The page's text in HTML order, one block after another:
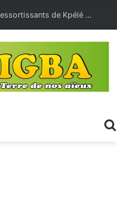
1ère Édition des Grandes Retrouvailles des Ressortissants de Kpélé Govié Apégamé / Sokpé